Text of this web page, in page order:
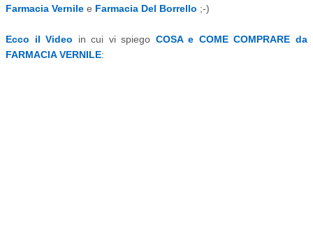
Farmacia Vernile e Farmacia Del Borrello ;-)
Ecco il Video in cui vi spiego COSA e COME COMPRARE da
FARMACIA VERNILE: